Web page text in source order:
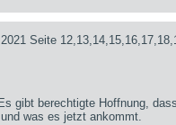
Seite
gibt berechtigte Hoffnung,
was es jetzt ankommt.